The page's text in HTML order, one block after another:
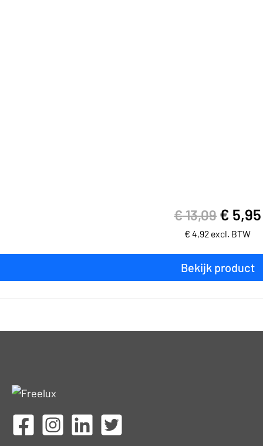
€13,09€ 5,95
€ 4,92 excl. BTW
Bekijk product